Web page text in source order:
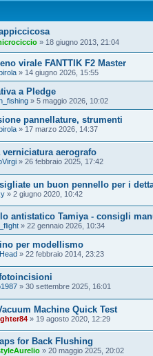
» 18 giugno 2013, 21:04
virale FANTTIK F2 Master
» 14 giugno 2026, 15:55
a Pledge
» 5 maggio 2026, 10:02
pannellature, strumenti
» 17 marzo 2026, 14:37
verniciatura aerografo
» 26 febbraio 2025, 17:42
un buon pennello per i
» 2 giugno 2020, 10:42
antistatico Tamiya - consigli
» 22 gennaio 2026, 10:34
per modellismo
» 22 febbraio 2014, 23:23
» 30 settembre 2025, 16:01
Machine Quick Test
» 19 agosto 2020, 12:29
for Back Flushing
» 20 maggio 2025, 20:02